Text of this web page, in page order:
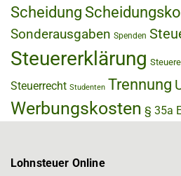
Scheidung
Sonderausgaben Spenden
Steuererklärung
Steuerrecht Studenten Trennung
Werbungskosten § 35a
Lohnsteuer Online